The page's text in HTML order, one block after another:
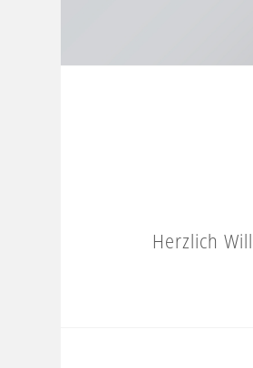
Herzlich